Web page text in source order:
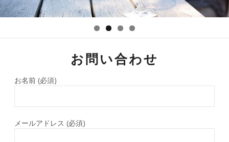
お問い合わせ
お名前 (必須)
メールアドレス (必須)